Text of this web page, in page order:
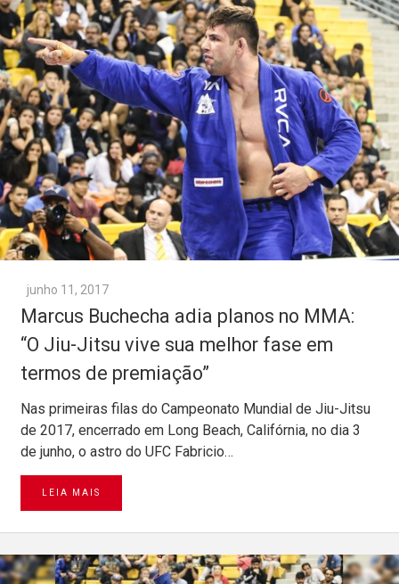
junho 11, 2017
Marcus Buchecha adia planos no MMA:
“O Jiu-Jitsu vive sua melhor fase em
termos de premiação”
Nas primeiras filas do Campeonato Mundial de Jiu-Jitsu
de 2017, encerrado em Long Beach, Califórnia, no dia 3
de junho, o astro do UFC Fabricio…
LEIA MAIS